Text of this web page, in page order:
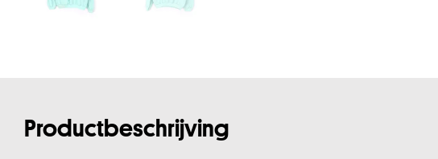
Productbeschrijving